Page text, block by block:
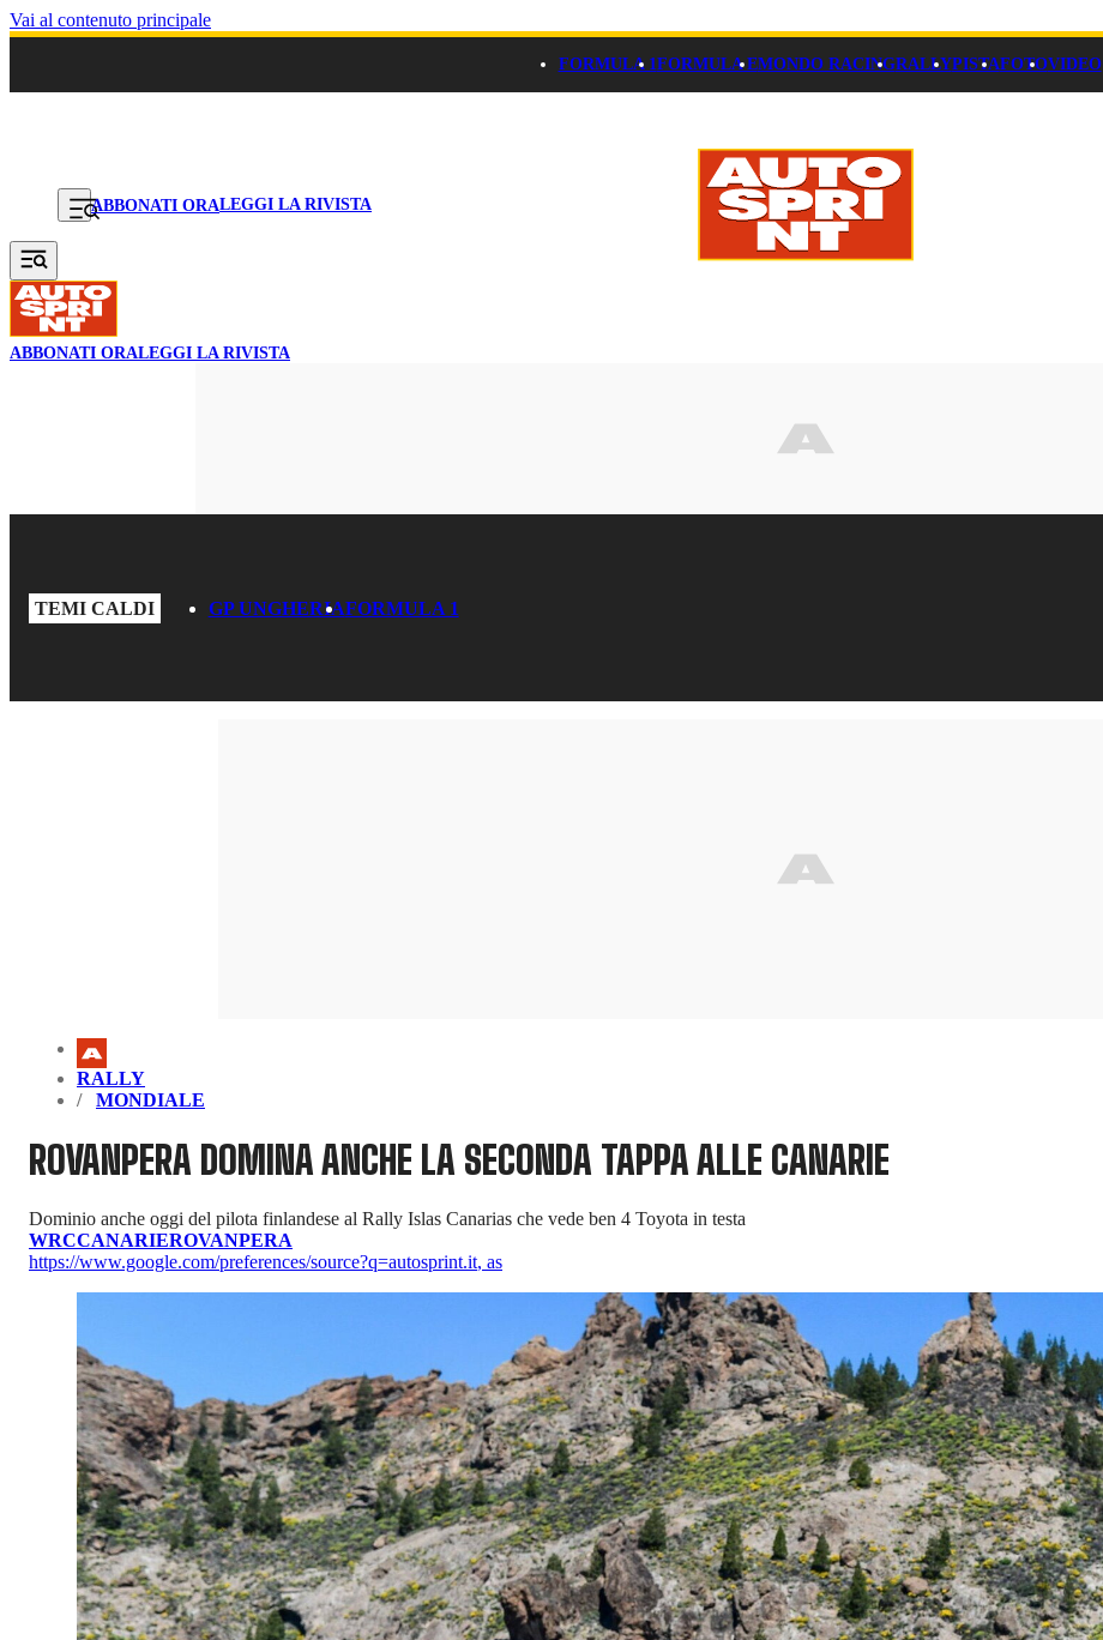
Vai al contenuto principale
FORMULA 1FORMULA EMONDO RACINGRALLYPISTAFOTOVIDEO
ABBONATI ORALEGGI LA RIVISTA
ABBONATI ORALEGGI LA RIVISTA
TEMI CALDI GP UNGHERIAFORMULA 1
RALLY
MONDIALE
ROVANPERA DOMINA ANCHE LA SECONDA TAPPA ALLE CANARIE
Dominio anche oggi del pilota finlandese al Rally Islas Canarias che vede ben 4 Toyota in testa
WRCCANARIEROVANPERA
https://www.google.com/preferences/source?q=autosprint.it, as